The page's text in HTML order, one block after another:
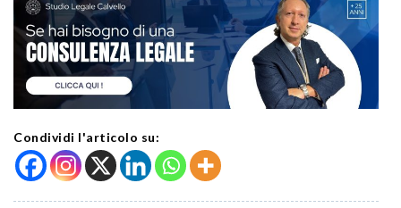
Condividi l'articolo su: